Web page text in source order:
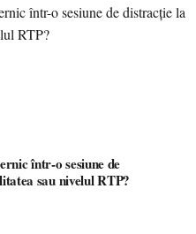
într-o sesiune de
sau nivelul RTP?